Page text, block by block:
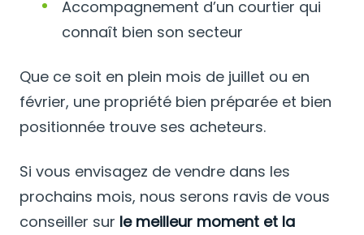
Accompagnement d’un courtier qui
connaît bien son secteur
Que ce soit en plein mois de juillet ou en
février, une propriété bien préparée et bien
positionnée trouve ses acheteurs.
Si vous envisagez de vendre dans les
prochains mois, nous serons ravis de vous
conseiller sur le meilleur moment et la